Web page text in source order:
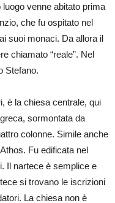
venne abitato prima
che fu ospitato nel
suoi monaci. Da allora il
chiamato “reale”. Nel
Stefano.
è la chiesa centrale, qui
sormontata da
colonne. Simile anche
Fu edificata nel
Il nartece è semplice e
si trovano le iscrizioni
La chiesa non è